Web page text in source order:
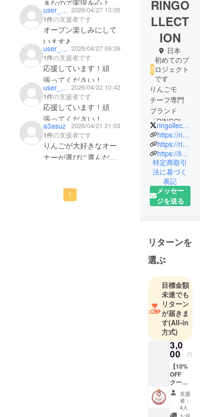
きなので実現を心より
応援しております🍎
user_48114c22e834 2026/04/27 13:05
1件の支援者です
オープン楽しみにして
います♪
user_4948201db024 2026/04/27 09:39
1件の支援者です
応援しています！頑
張ってください！
user_dfec3bf56704 2026/04/22 10:42
1件の支援者です
応援しています！頑
張ってください！
a3asuz 2026/04/21 21:03
1件の支援者です
りんごが大好きなオー
ナーが選びに選んだ幸
1
RINGO
LLECT
ION
日本
初めてのプ
ロジェクト
です
りんごモ
チーフ専門
ブランド
「RINGOLL
ECTION（リ
ンゴレク
ション）」
代表。
10年以上に
わたり、
ファッショ
やアパレル
画・買い付
てきまし
た。一方
で、気づけ
ば20年以
上、りんご
モチーフの
アイテムに
囲まれる
日々を過ご
してきまし
た。
世界中に散
ringollection
https://ringollection.com
https://ringollection.com/founding-members
https://linktr.ee/ringollection
特定商取引
法に基づく
表記
メッセー
ジを送る
リターンを
選ぶ
目標金額
未達でも
リターン
が届きま
す(All-in
方式)
3,0
00 円
【10%
OFF
クーポ
ン1枚
＋ 公式
HPへ
「Mess
支援
者：
4人